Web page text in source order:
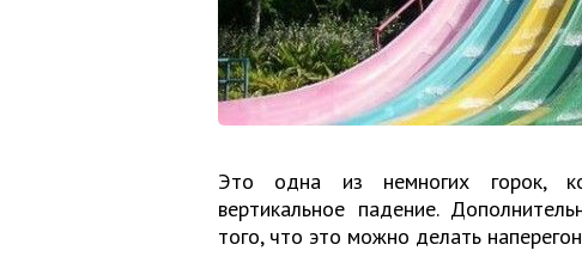
Это одна из немногих горок,
вертикальное падение.
того, что это можно делать